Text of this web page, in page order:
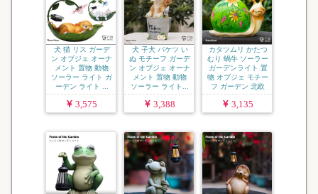
犬 猫 リス ガーデ
ン オブジェ オーナ
メント 置物 動物
ソーラー ライト ガ
ーデン ライト ...
3,575
犬 子犬 バケツ い
ぬ モチーフ ガーデ
ン オブジェ オーナ
メント 置物 動物
ソーラー ライト...
3,388
カタツムリ かたつ
むり 蝸牛 ソーラー
ガーデンライト 置
物 オブジェ モチー
フ ガーデン 北欧
...
3,135